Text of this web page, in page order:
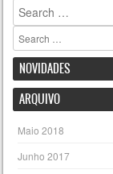
Pesquisar
Pesquisar
NOVIDADES
ARQUIVO
Maio 2018
Junho 2017